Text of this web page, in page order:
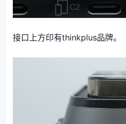
接口上方印有thinkplus品牌。